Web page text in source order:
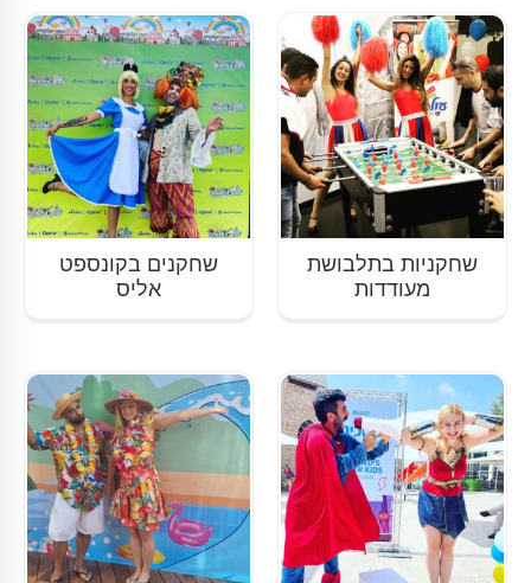
שחקניות בתלבושת
מעודדות
שחקנים בקונספט
אליס